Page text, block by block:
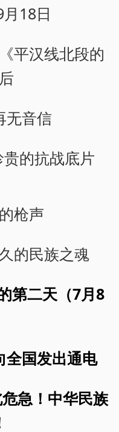
18日
平汉线北段的
无音信
的抗战底片
枪声
的民族之魂
第二天（7月8
全国发出通电
急！中华民族